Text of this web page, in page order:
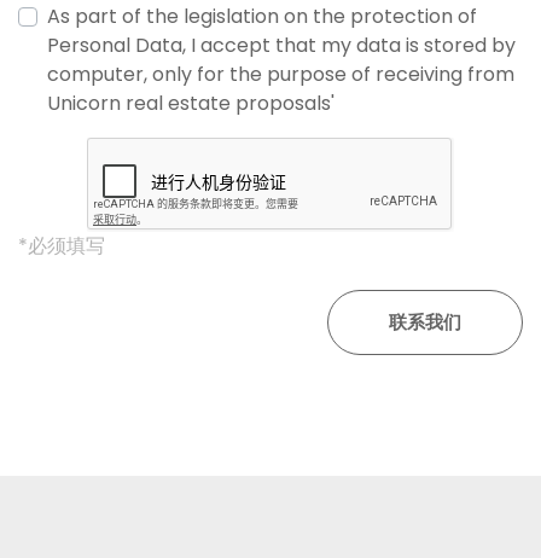
As part of the legislation on the protection of
Personal Data, I accept that my data is stored by
computer, only for the purpose of receiving from
Unicorn real estate proposals'
*必须填写